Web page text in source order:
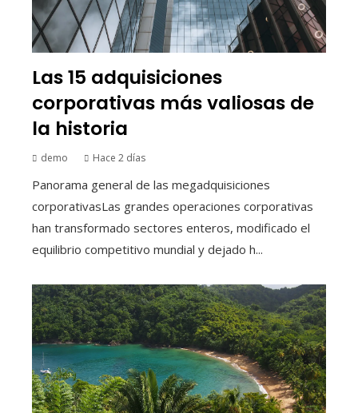
Las 15 adquisiciones
corporativas más valiosas de
la historia
demo Hace 2 días
Panorama general de las megadquisiciones
corporativasLas grandes operaciones corporativas
han transformado sectores enteros, modificado el
equilibrio competitivo mundial y dejado h...